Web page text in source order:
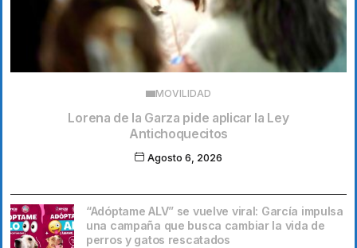
MOVILIDAD
Lorena de la Garza pide aplicar la Ley
Antichoquecitos
Agosto 6, 2026
“Adóptame ALV” se vuelve viral: García impulsa
una campaña que busca cambiar la vida de
perros y gatos rescatados